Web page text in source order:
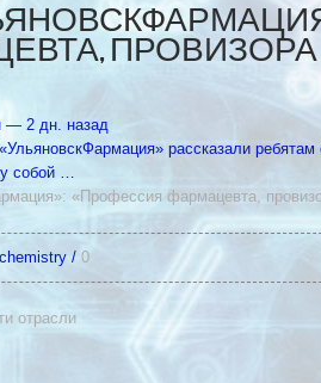
ПРОВИЗОРА
— 2 дн. назад
рассказали
собой …
«Профессия фармацевта,
/ 0
отрасли